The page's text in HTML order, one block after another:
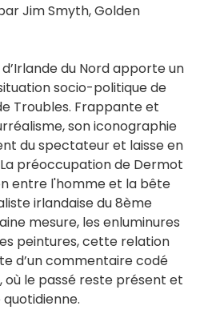
Jim Smyth, Golden
du Nord apporte un
socio-politique de
Troubles. Frappante et
son iconographie
du spectateur et laisse en
préoccupation de Dermot
entre l'homme et la bête
irlandaise du 8ème
mesure, les enluminures
peintures, cette relation
d’un commentaire codé
où le passé reste présent et